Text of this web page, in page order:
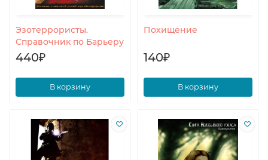
Эзотеррористы.
Справочник по Барьеру
440₽
В корзину
Похищение
140₽
В корзину